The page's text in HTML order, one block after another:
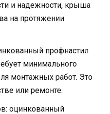
и надежности, крыша
на протяжении
профнастил
минимального
монтажных работ. Это
или ремонте.
оцинкованный